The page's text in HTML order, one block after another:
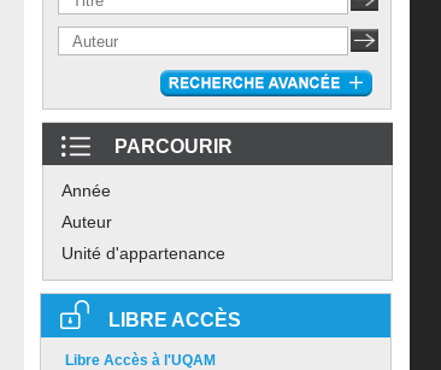
PARCOURIR
Année
Auteur
Unité d'appartenance
LIBRE ACCÈS
Libre Accès à l'UQAM